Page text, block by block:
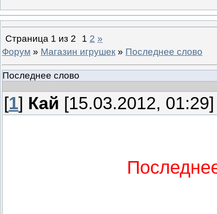
Страница 1 из 2 1 2 »
Форум » Магазин игрушек » Последнее слово
Последнее слово
[1] Кай [15.03.2012, 01:29]